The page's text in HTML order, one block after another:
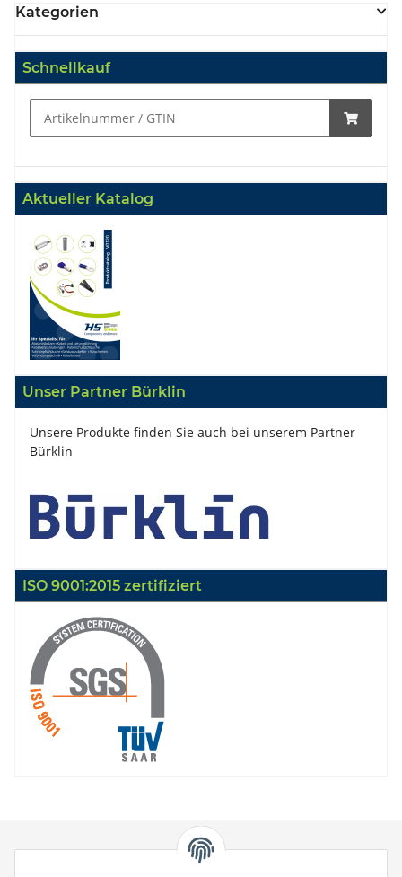
Kategorien
Schnellkauf
Aktueller Katalog
Unser Partner Bürklin
Unsere Produkte finden Sie auch bei unserem Partner
Bürklin
ISO 9001:2015 zertifiziert